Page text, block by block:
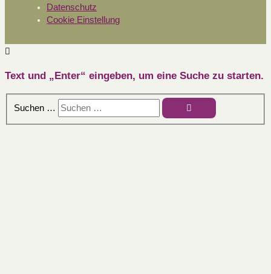
Datenschutz
Cookie Einstellung
Text und „Enter“ eingeben, um eine Suche zu starten.
Suchen …